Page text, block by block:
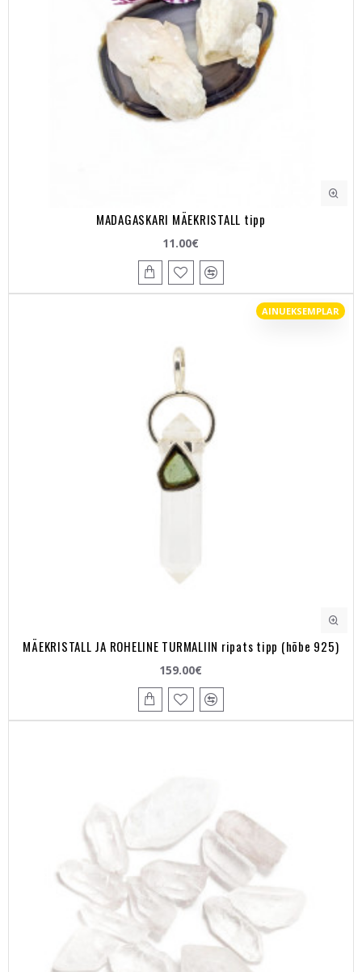
MADAGASKARI MÄEKRISTALL tipp
11.00€
AINUEKSEMPLAR
MÄEKRISTALL JA ROHELINE TURMALIIN ripats tipp (hõbe 925)
159.00€